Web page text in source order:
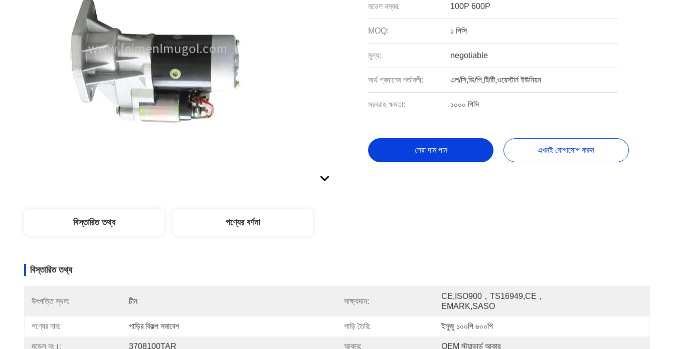
মডেল নম্বর: 100P 600P
MOQ: ১ পিসি
মূল্য: negotiable
অর্থ প্রদানের শর্তাবলী: এল/সি,ডি/পি,টি/টি,ওয়েস্টার্ন ইউনিয়ন
সরবরাহ ক্ষমতা: ১০০০ পিসি
সেরা দাম পান এখনই যোগাযোগ করুন
বিস্তারিত তথ্য পণ্যের বর্ণনা
বিস্তারিত তথ্য
উৎপত্তি স্থল: চীন সাক্ষ্যদান:
CE,ISO900，TS16949,CE，
EMARK,SASO
পণ্যের নাম: গাড়ির বিকল্প সমাবেশ গাড়ি তৈরি: ইসুজু ১০০পি ৬০০পি
মডেল নং।: 3708100TAR আকার: OEM স্ট্যান্ডার্ড আকার